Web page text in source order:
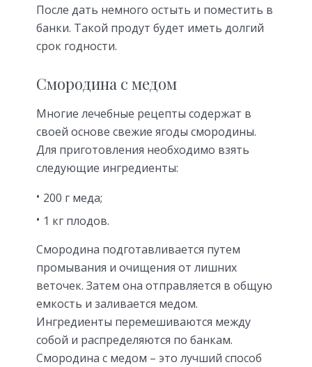
После дать немного остыть и поместить в
банки. Такой продут будет иметь долгий
срок годности.
Смородина с медом
Многие лечебные рецепты содержат в
своей основе свежие ягоды смородины.
Для приготовления необходимо взять
следующие ингредиенты:
200 г меда;
1 кг плодов.
Смородина подготавливается путем
промывания и очищения от лишних
веточек. Затем она отправляется в общую
емкость и заливается медом.
Ингредиенты перемешиваются между
собой и распределяются по банкам.
Смородина с медом – это лучший способ